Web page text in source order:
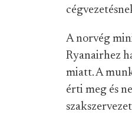
A norvég
Ryanairhez
miatt. A
érti meg és